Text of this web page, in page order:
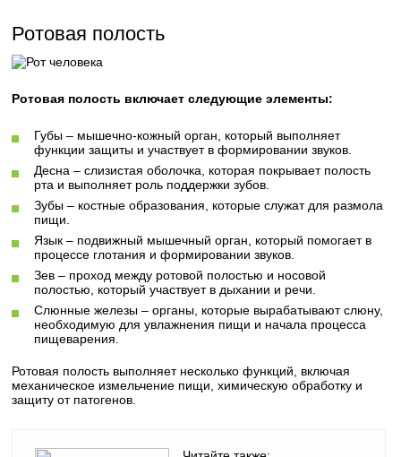
Ротовая полость
Ротовая полость включает следующие элементы:
Губы – мышечно-кожный орган, который выполняет
функции защиты и участвует в формировании звуков.
Десна – слизистая оболочка, которая покрывает полость
рта и выполняет роль поддержки зубов.
Зубы – костные образования, которые служат для размола
пищи.
Язык – подвижный мышечный орган, который помогает в
процессе глотания и формировании звуков.
Зев – проход между ротовой полостью и носовой
полостью, который участвует в дыхании и речи.
Слюнные железы – органы, которые вырабатывают слюну,
необходимую для увлажнения пищи и начала процесса
пищеварения.
Ротовая полость выполняет несколько функций, включая
механическое измельчение пищи, химическую обработку и
защиту от патогенов.